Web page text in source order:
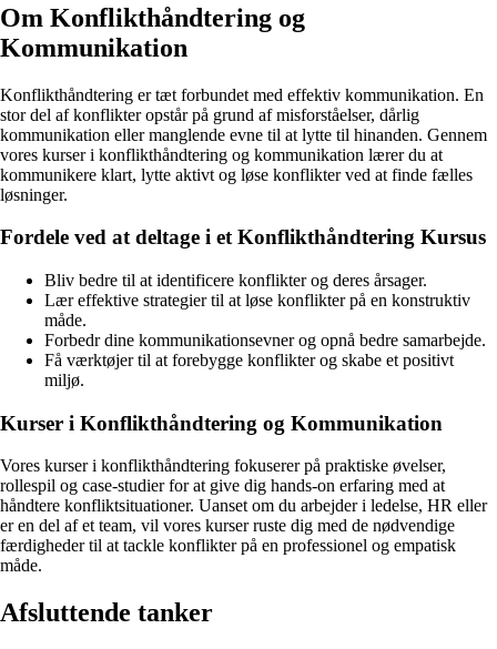
Om Konflikthåndtering og
Kommunikation
Konflikthåndtering er tæt forbundet med effektiv kommunikation. En
stor del af konflikter opstår på grund af misforståelser, dårlig
kommunikation eller manglende evne til at lytte til hinanden. Gennem
vores kurser i konflikthåndtering og kommunikation lærer du at
kommunikere klart, lytte aktivt og løse konflikter ved at finde fælles
løsninger.
Fordele ved at deltage i et Konflikthåndtering Kursus
Bliv bedre til at identificere konflikter og deres årsager.
Lær effektive strategier til at løse konflikter på en konstruktiv
måde.
Forbedr dine kommunikationsevner og opnå bedre samarbejde.
Få værktøjer til at forebygge konflikter og skabe et positivt
miljø.
Kurser i Konflikthåndtering og Kommunikation
Vores kurser i konflikthåndtering fokuserer på praktiske øvelser,
rollespil og case-studier for at give dig hands-on erfaring med at
håndtere konfliktsituationer. Uanset om du arbejder i ledelse, HR eller
er en del af et team, vil vores kurser ruste dig med de nødvendige
færdigheder til at tackle konflikter på en professionel og empatisk
måde.
Afsluttende tanker